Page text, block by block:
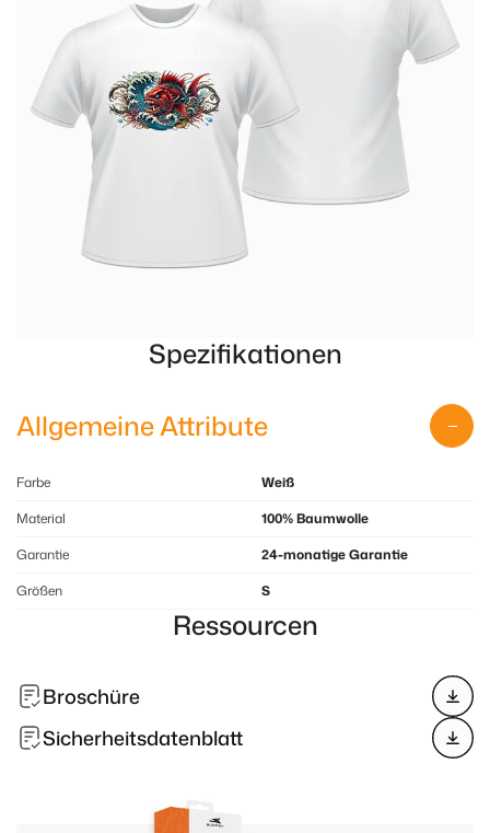
Spezifikationen
Allgemeine Attribute
Farbe
Weiß
Material
100% Baumwolle
Garantie
24-monatige Garantie
Größen
S
Ressourcen
Broschüre
Sicherheitsdatenblatt